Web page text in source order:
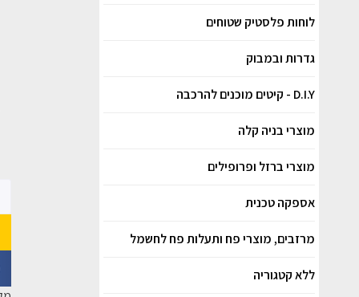
לוחות פלסטיק שטוחים
גדרות ובמבוק
D.I.Y - קיטים מוכנים להרכבה
מוצרי בניה קלה
מוצרי ברזל ופרופילים
אספקה טכנית
מרזבים, מוצרי פח ותעלות פח לחשמל
ללא קטגוריה